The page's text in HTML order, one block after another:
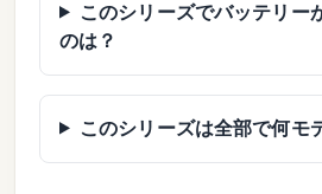
このシリーズでバッテリー
のは？
このシリーズは全部で何モ